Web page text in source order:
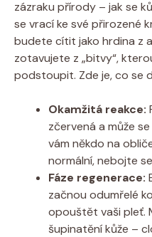
zázraku přírody – jak se
se vrací ke své přirozené
budete cítit jako hrdina z
zotavujete z „bitvy“,
podstoupit. Zde je, co se
Okamžitá reakce:
zčervená a může
vám někdo na
normální, nebojte
Fáze regenerace:
začnou odumřelé
opouštět vaši pleť.
šupinatění kůže –